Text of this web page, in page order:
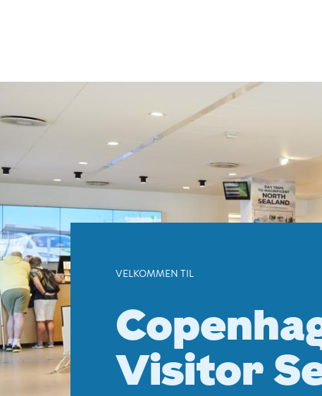
Visitor
Service
VELKOMMEN TIL
Visitor